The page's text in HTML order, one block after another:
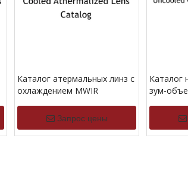
Каталог атермальных линз с
охлаждением MWIR
Запрос цены
Каталог
зум-